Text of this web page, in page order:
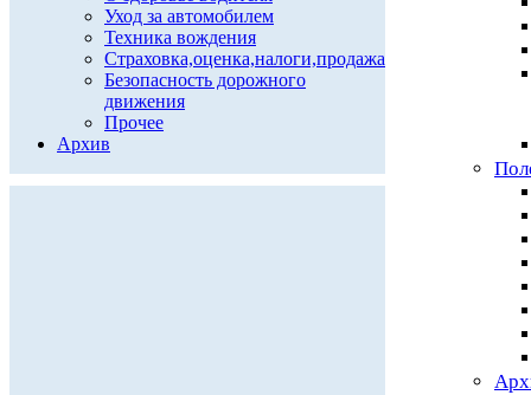
Уход за автомобилем
Техника вождения
Страховка,оценка,налоги,продажа
Безопасность дорожного
движения
Прочее
Архив